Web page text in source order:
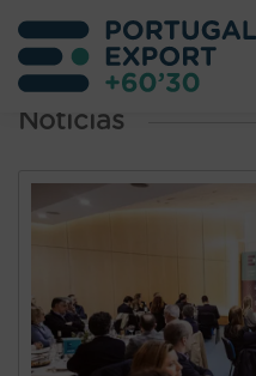
Noticias